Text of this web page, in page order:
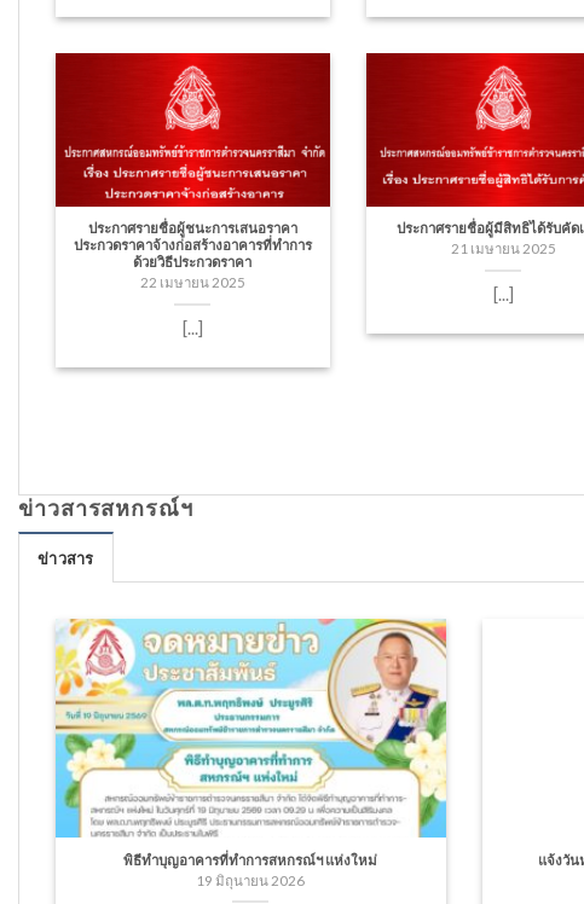
ประกาศรายชื่อผู้ชนะการเสนอราคา
ประกวดราคาจ้างก่อสร้างอาคารที่ทำการ
ด้วยวิธีประกวดราคา
22 เมษายน 2025
[...]
ประกาศรายชื่อผู้มีสิทธิได้รับคัด
21 เมษายน 2025
[...]
ข่าวสารสหกรณ์ฯ
ข่าวสาร
พิธีทำบุญอาคารที่ทำการสหกรณ์ฯ แห่งใหม่
19 มิถุนายน 2026
แจ้งวัน